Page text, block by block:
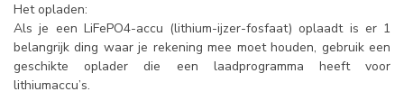
Het opladen:
Als je een LiFePO4-accu (lithium-ijzer-fosfaat) oplaadt is er 1
belangrijk ding waar je rekening mee moet houden, gebruik een
geschikte oplader die een laadprogramma heeft voor
lithiumaccu’s.